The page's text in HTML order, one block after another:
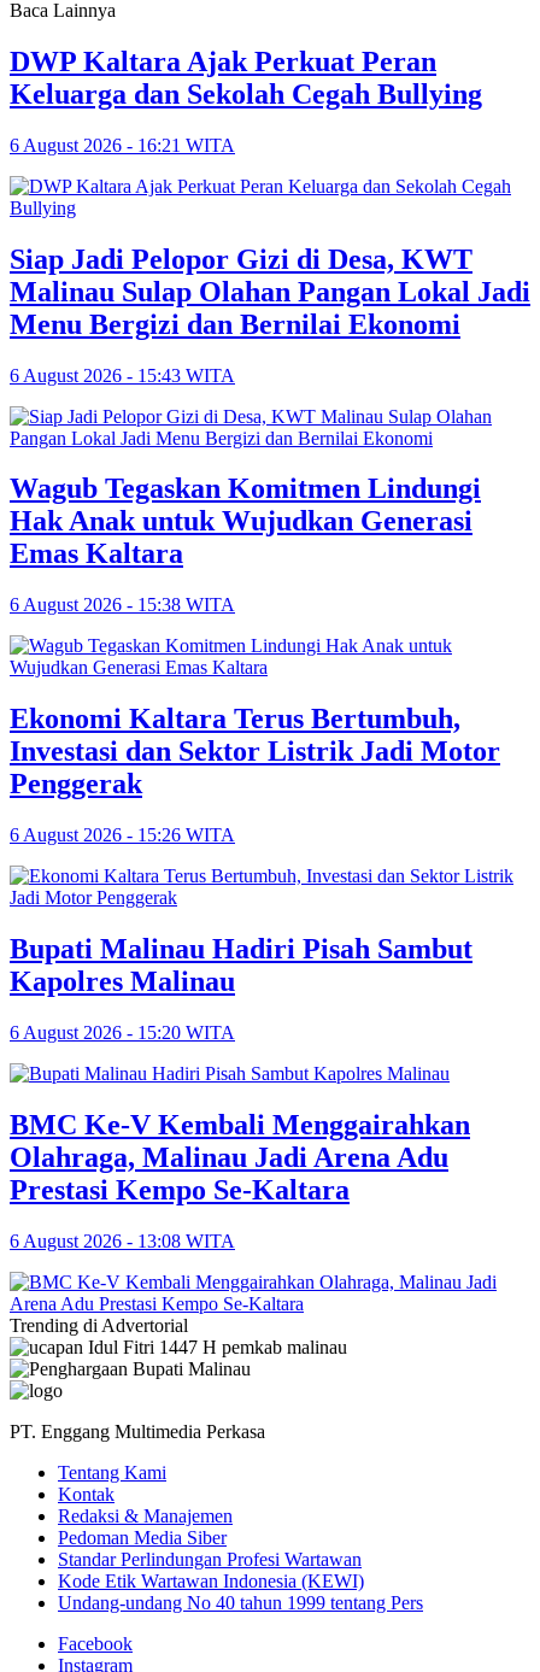
Baca Lainnya
DWP Kaltara Ajak Perkuat Peran
Keluarga dan Sekolah Cegah Bullying
6 August 2026 - 16:21 WITA
Siap Jadi Pelopor Gizi di Desa, KWT
Malinau Sulap Olahan Pangan Lokal Jadi
Menu Bergizi dan Bernilai Ekonomi
6 August 2026 - 15:43 WITA
Wagub Tegaskan Komitmen Lindungi
Hak Anak untuk Wujudkan Generasi
Emas Kaltara
6 August 2026 - 15:38 WITA
Ekonomi Kaltara Terus Bertumbuh,
Investasi dan Sektor Listrik Jadi Motor
Penggerak
6 August 2026 - 15:26 WITA
Bupati Malinau Hadiri Pisah Sambut
Kapolres Malinau
6 August 2026 - 15:20 WITA
BMC Ke-V Kembali Menggairahkan
Olahraga, Malinau Jadi Arena Adu
Prestasi Kempo Se-Kaltara
6 August 2026 - 13:08 WITA
Trending di Advertorial
PT. Enggang Multimedia Perkasa
Tentang Kami
Kontak
Redaksi & Manajemen
Pedoman Media Siber
Standar Perlindungan Profesi Wartawan
Kode Etik Wartawan Indonesia (KEWI)
Undang-undang No 40 tahun 1999 tentang Pers
Facebook
Instagram